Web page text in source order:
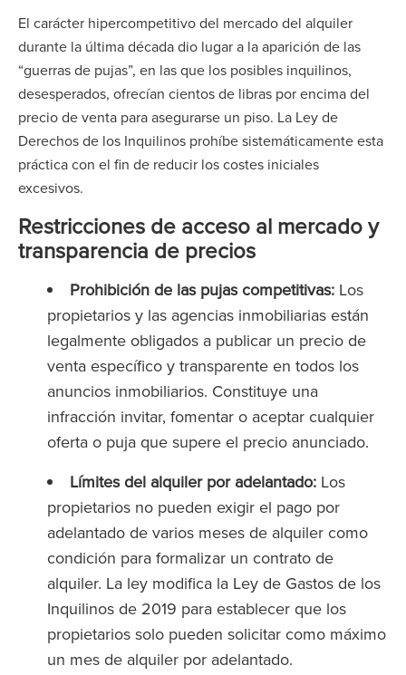
El carácter hipercompetitivo del mercado del alquiler
durante la última década dio lugar a la aparición de las
“guerras de pujas”, en las que los posibles inquilinos,
desesperados, ofrecían cientos de libras por encima del
precio de venta para asegurarse un piso. La Ley de
Derechos de los Inquilinos prohíbe sistemáticamente esta
práctica con el fin de reducir los costes iniciales
excesivos.
Restricciones de acceso al mercado y
transparencia de precios
Prohibición de las pujas competitivas: Los
propietarios y las agencias inmobiliarias están
legalmente obligados a publicar un precio de
venta específico y transparente en todos los
anuncios inmobiliarios. Constituye una
infracción invitar, fomentar o aceptar cualquier
oferta o puja que supere el precio anunciado.
Límites del alquiler por adelantado: Los
propietarios no pueden exigir el pago por
adelantado de varios meses de alquiler como
condición para formalizar un contrato de
alquiler. La ley modifica la Ley de Gastos de los
Inquilinos de 2019 para establecer que los
propietarios solo pueden solicitar como máximo
un mes de alquiler por adelantado.